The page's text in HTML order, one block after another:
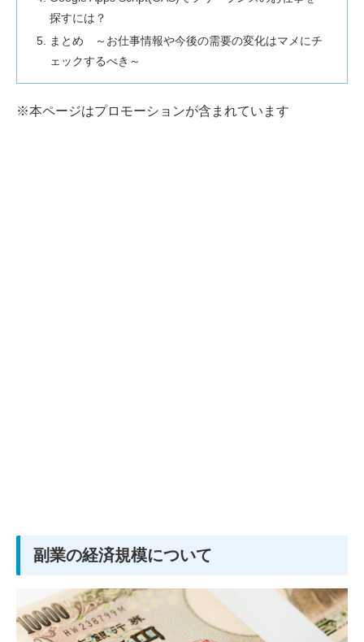
探すには？
まとめ ～お仕事情報や今後の需要の変化はマメにチ
ェックするべき～
※本ページはプロモーションが含まれています
副業の経済規模について